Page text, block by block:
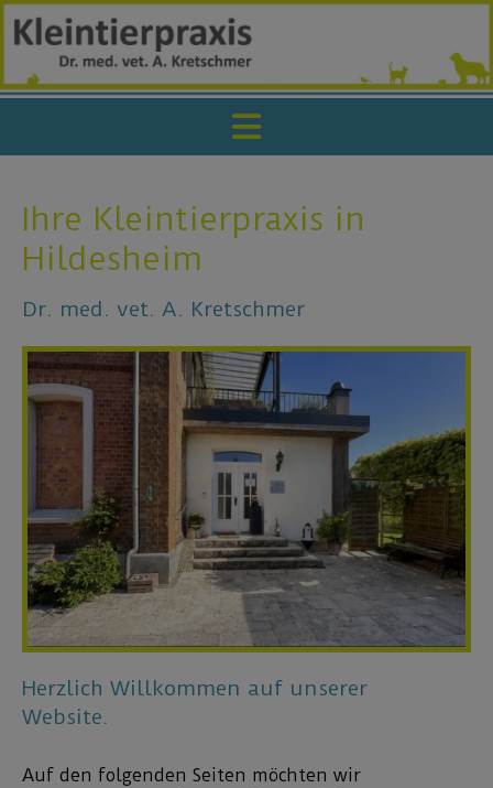
Ihre Kleintierpraxis in
Hildesheim
Dr. med. vet. A. Kretschmer
Herzlich Willkommen auf unserer
Website.
Auf den folgenden Seiten möchten wir